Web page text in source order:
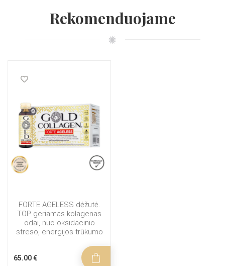
Rekomenduojame
FORTE AGELESS dėžutė.
TOP geriamas kolagenas
odai, nuo oksidacinio
streso, energijos trūkumo
65.00 €